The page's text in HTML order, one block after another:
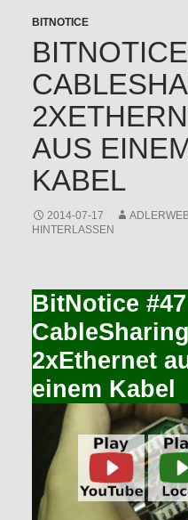
BITNOTICE
AUS
KABEL
2014-07-17
HINTERLASSEN
BitNotice
2xEthernet
einem Kabel